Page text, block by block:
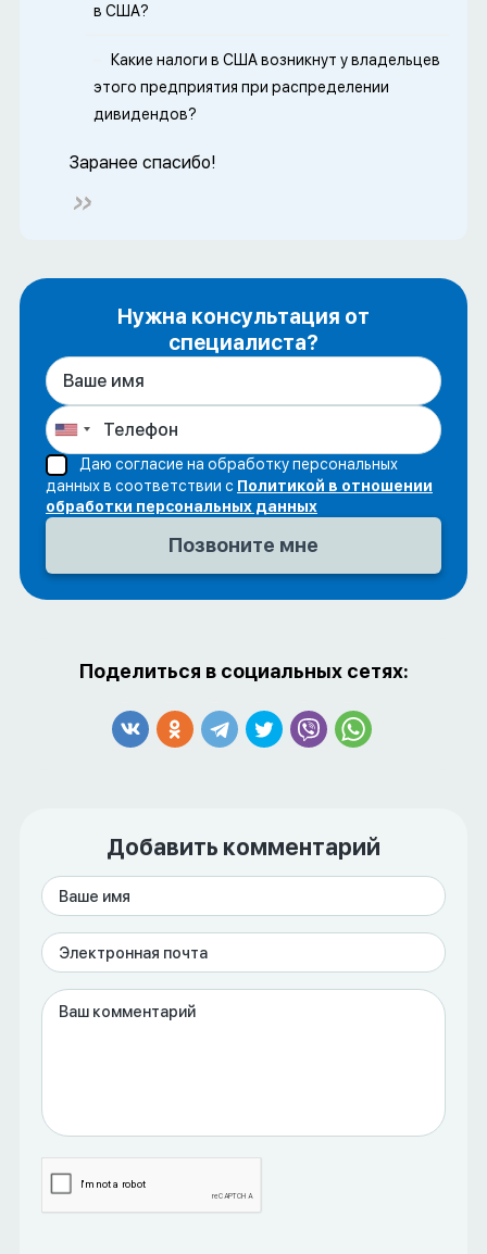
в США?
Какие налоги в США возникнут у владельцев
этого предприятия при распределении
дивидендов?
Заранее спасибо!
Нужна консультация от
специалиста?
Даю согласие на обработку персональных
данных в соответствии с Политикой в отношении
обработки персональных данных
Поделиться в социальных сетях:
Добавить комментарий